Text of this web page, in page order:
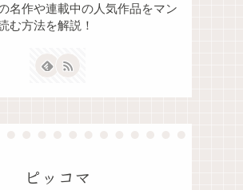
名作や連載中の人気作品をマン
む方法を解説！
ピッコマ